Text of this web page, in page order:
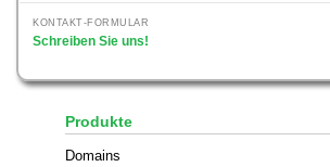
KONTAKT-FORMULAR
Schreiben Sie uns!
Produkte
Domains